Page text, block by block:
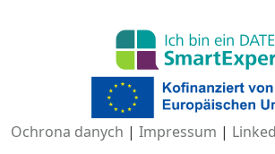
Ochrona danych | Impressum |